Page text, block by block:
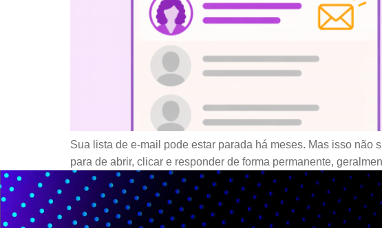
Sua lista de e-mail pode estar parada há meses. Mas isso
para de abrir, clicar e responder de forma permanente,